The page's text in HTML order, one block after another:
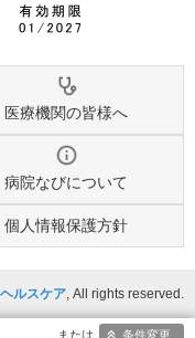
医療機関の皆様へ
病院なびについて
個人情報保護方針
ルスケア, All rights reserved.
条件変更